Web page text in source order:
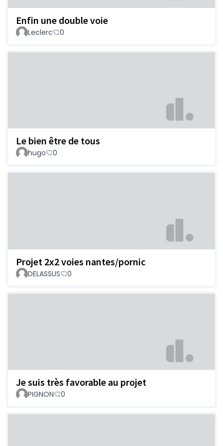
Enfin une double voie
Leclerc 0
Le bien être de tous
hugo 0
Projet 2x2 voies nantes/pornic
DELASSUS 0
Je suis très favorable au projet
PIGNON 0